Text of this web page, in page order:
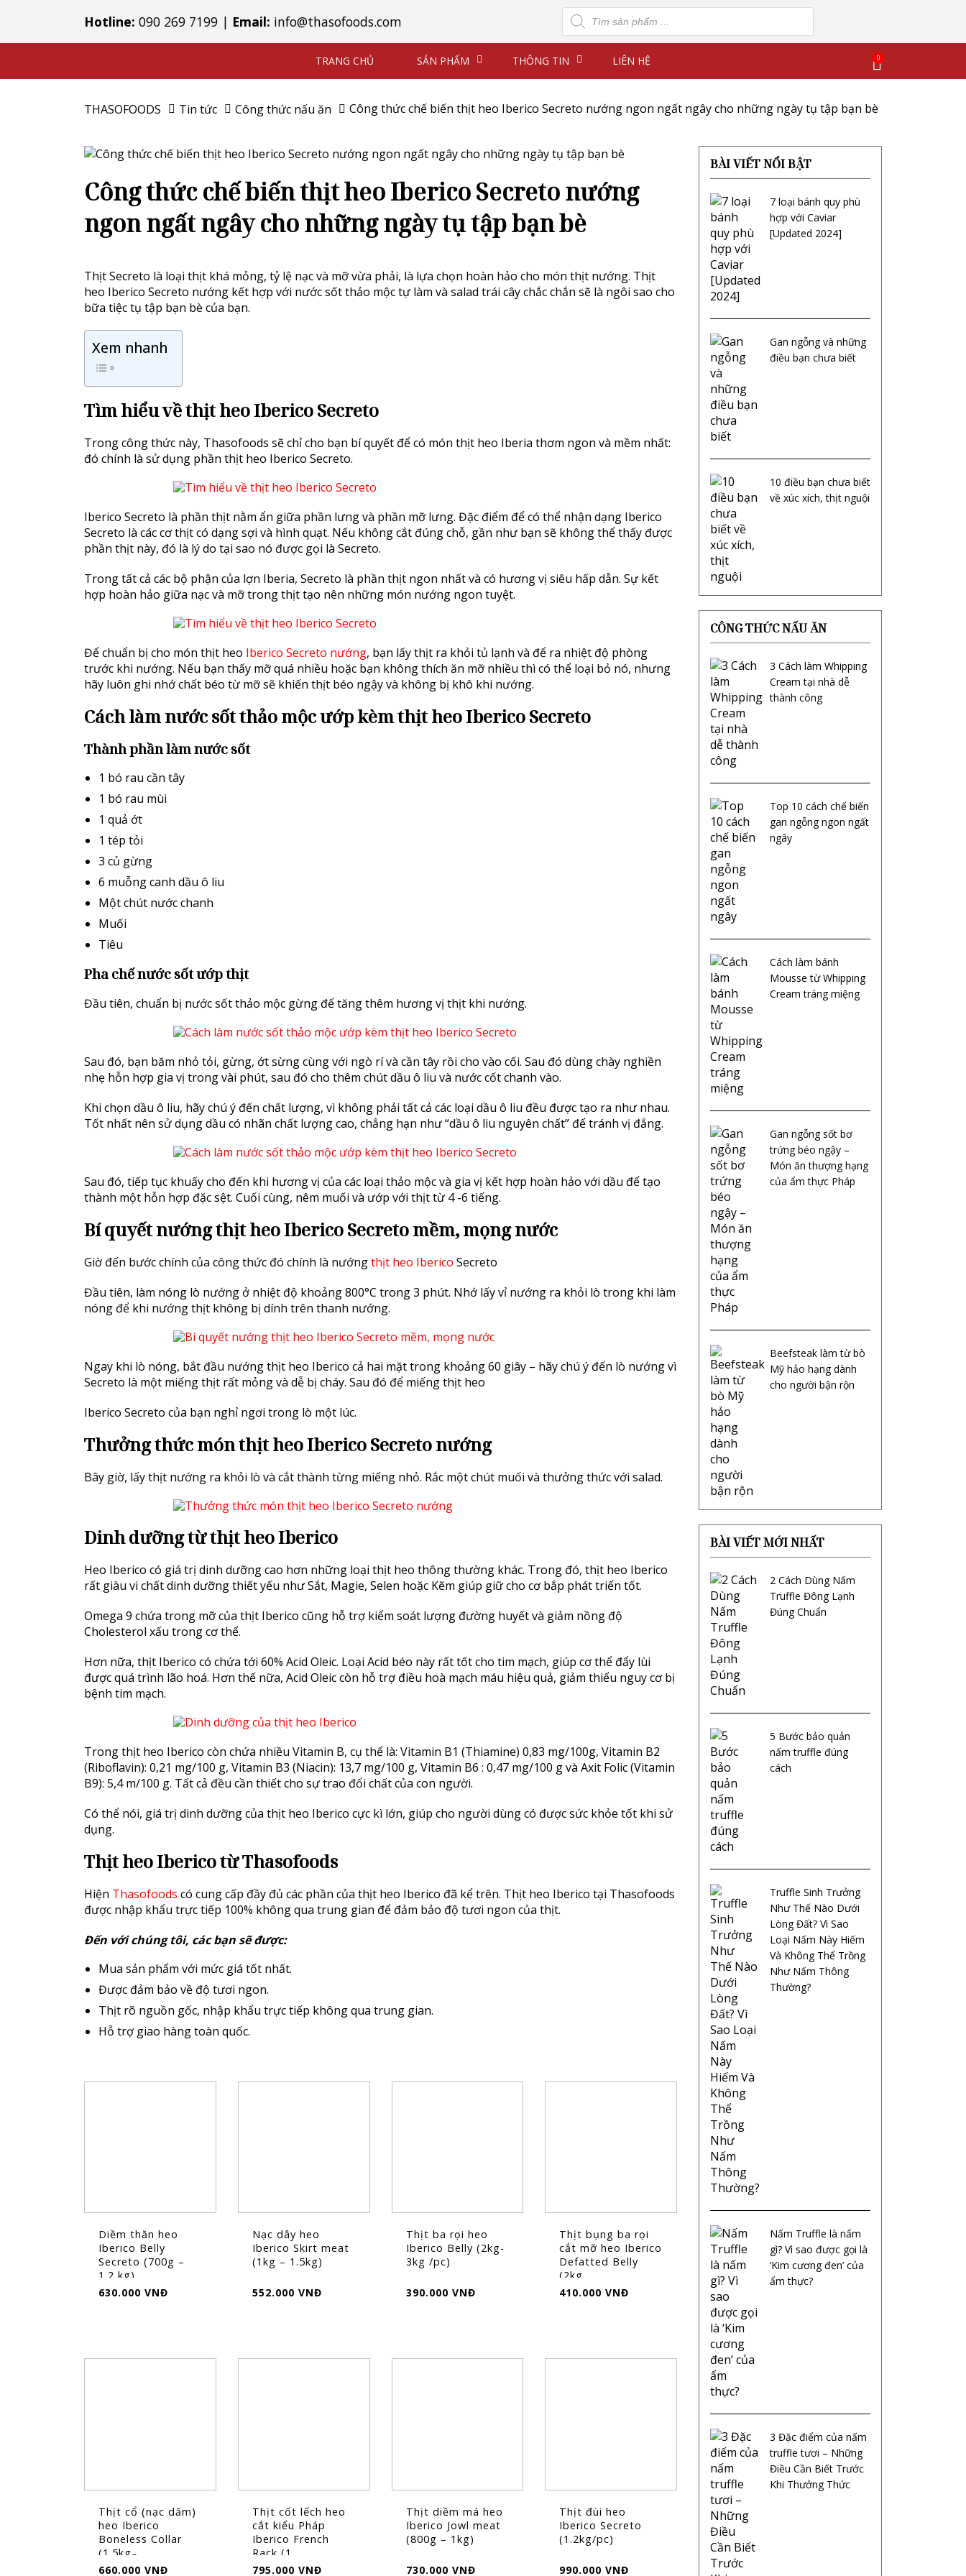
Hotline: 090 269 7199 | Email: info@thasofoods.com
Tìm
kiếm
sản
phẩm
0
TRANG CHỦ SẢN PHẨM THÔNG TIN LIÊN HỆ
THASOFOODS Tin tức Công thức nấu ăn Công thức chế biến thịt heo Iberico Secreto nướng ngon ngất ngây cho những ngày tụ tập bạn bè
Công thức chế biến thịt heo Iberico Secreto nướng
ngon ngất ngây cho những ngày tụ tập bạn bè
Thịt Secreto là loại thịt khá mỏng, tỷ lệ nạc và mỡ vừa phải, là lựa chọn hoàn hảo cho món thịt nướng. Thịt
heo Iberico Secreto nướng kết hợp với nước sốt thảo mộc tự làm và salad trái cây chắc chắn sẽ là ngôi sao cho
bữa tiệc tụ tập bạn bè của bạn.
Xem nhanh
Tìm hiểu về thịt heo Iberico Secreto
Trong công thức này, Thasofoods sẽ chỉ cho bạn bí quyết để có món thịt heo Iberia thơm ngon và mềm nhất:
đó chính là sử dụng phần thịt heo Iberico Secreto.
Iberico Secreto là phần thịt nằm ẩn giữa phần lưng và phần mỡ lưng. Đặc điểm để có thể nhận dạng Iberico
Secreto là các cơ thịt có dạng sợi và hình quạt. Nếu không cắt đúng chỗ, gần như bạn sẽ không thể thấy được
phần thịt này, đó là lý do tại sao nó được gọi là Secreto.
Trong tất cả các bộ phận của lợn Iberia, Secreto là phần thịt ngon nhất và có hương vị siêu hấp dẫn. Sự kết
hợp hoàn hảo giữa nạc và mỡ trong thịt tạo nên những món nướng ngon tuyệt.
Để chuẩn bị cho món thịt heo Iberico Secreto nướng, bạn lấy thịt ra khỏi tủ lạnh và để ra nhiệt độ phòng
trước khi nướng. Nếu bạn thấy mỡ quá nhiều hoặc bạn không thích ăn mỡ nhiều thì có thể loại bỏ nó, nhưng
hãy luôn ghi nhớ chất béo từ mỡ sẽ khiến thịt béo ngậy và không bị khô khi nướng.
Cách làm nước sốt thảo mộc ướp kèm thịt heo Iberico Secreto
Thành phần làm nước sốt
1 bó rau cần tây
1 bó rau mùi
1 quả ớt
1 tép tỏi
3 củ gừng
6 muỗng canh dầu ô liu
Một chút nước chanh
Muối
Tiêu
Pha chế nước sốt ướp thịt
Đầu tiên, chuẩn bị nước sốt thảo mộc gừng để tăng thêm hương vị thịt khi nướng.
Sau đó, bạn băm nhỏ tỏi, gừng, ớt sừng cùng với ngò rí và cần tây rồi cho vào cối. Sau đó dùng chày nghiền
nhẹ hỗn hợp gia vị trong vài phút, sau đó cho thêm chút dầu ô liu và nước cốt chanh vào.
Khi chọn dầu ô liu, hãy chú ý đến chất lượng, vì không phải tất cả các loại dầu ô liu đều được tạo ra như nhau.
Tốt nhất nên sử dụng dầu có nhãn chất lượng cao, chẳng hạn như “dầu ô liu nguyên chất” để tránh vị đắng.
Sau đó, tiếp tục khuấy cho đến khi hương vị của các loại thảo mộc và gia vị kết hợp hoàn hảo với dầu để tạo
thành một hỗn hợp đặc sệt. Cuối cùng, nêm muối và ướp với thịt từ 4 -6 tiếng.
Bí quyết nướng thịt heo Iberico Secreto mềm, mọng nước
Giờ đến bước chính của công thức đó chính là nướngthịt heo Iberico Secreto
Đầu tiên, làm nóng lò nướng ở nhiệt độ khoảng 800°C trong 3 phút. Nhớ lấy vỉ nướng ra khỏi lò trong khi làm
nóng để khi nướng thịt không bị dính trên thanh nướng.
Ngay khi lò nóng, bắt đầu nướng thịt heo Iberico cả hai mặt trong khoảng 60 giây – hãy chú ý đến lò nướng vì
Secreto là một miếng thịt rất mỏng và dễ bị cháy. Sau đó để miếng thịt heo
Iberico Secreto của bạn nghỉ ngơi trong lò một lúc.
Thưởng thức món thịt heo Iberico Secreto nướng
Bây giờ, lấy thịt nướng ra khỏi lò và cắt thành từng miếng nhỏ. Rắc một chút muối và thưởng thức với salad.
Dinh dưỡng từ thịt heo Iberico
Heo Iberico có giá trị dinh dưỡng cao hơn những loại thịt heo thông thường khác. Trong đó, thịt heo Iberico
rất giàu vi chất dinh dưỡng thiết yếu như Sắt, Magie, Selen hoặc Kẽm giúp giữ cho cơ bắp phát triển tốt.
Omega 9 chứa trong mỡ của thịt Iberico cũng hỗ trợ kiểm soát lượng đường huyết và giảm nồng độ
Cholesterol xấu trong cơ thể.
Hơn nữa, thịt Iberico có chứa tới 60% Acid Oleic. Loại Acid béo này rất tốt cho tim mạch, giúp cơ thể đẩy lùi
được quá trình lão hoá. Hơn thế nữa, Acid Oleic còn hỗ trợ điều hoà mạch máu hiệu quả, giảm thiểu nguy cơ bị
bệnh tim mạch.
Trong thịt heo Iberico còn chứa nhiều Vitamin B, cụ thể là: Vitamin B1 (Thiamine) 0,83 mg/100g, Vitamin B2
(Riboflavin): 0,21 mg/100 g, Vitamin B3 (Niacin): 13,7 mg/100 g, Vitamin B6 : 0,47 mg/100 g và Axit Folic (Vitamin
B9): 5,4 m/100 g. Tất cả đều cần thiết cho sự trao đổi chất của con người.
Có thể nói, giá trị dinh dưỡng của thịt heo Iberico cực kì lớn, giúp cho người dùng có được sức khỏe tốt khi sử
dụng.
Thịt heo Iberico từ Thasofoods
Hiện Thasofoods có cung cấp đầy đủ các phần của thịt heo Iberico đã kể trên. Thịt heo Iberico tại Thasofoods
được nhập khẩu trực tiếp 100% không qua trung gian để đảm bảo độ tươi ngon của thịt.
Đến với chúng tôi, các bạn sẽ được:
Mua sản phẩm với mức giá tốt nhất.
Được đảm bảo về độ tươi ngon.
Thịt rõ nguồn gốc, nhập khẩu trực tiếp không qua trung gian.
Hỗ trợ giao hàng toàn quốc.
Diềm thăn heo
Iberico Belly
Secreto (700g –
1.2 kg)
630.000 VNĐ
Nạc dây heo
Iberico Skirt meat
(1kg – 1.5kg)
552.000 VNĐ
Thịt ba rọi heo
Iberico Belly (2kg-
3kg /pc)
390.000 VNĐ
Thịt bụng ba rọi
cắt mỡ heo Iberico
Defatted Belly
(2kg...
410.000 VNĐ
Thịt cổ (nạc dăm)
heo Iberico
Boneless Collar
(1.5kg ̵...
660.000 VNĐ
Thịt cốt lếch heo
cắt kiểu Pháp
Iberico French
Rack (1...
795.000 VNĐ
Thịt diềm má heo
Iberico Jowl meat
(800g – 1kg)
730.000 VNĐ
Thịt đùi heo
Iberico Secreto
(1.2kg/pc)
990.000 VNĐ
BÀI VIẾT NỔI BẬT
7 loại bánh quy phù
hợp với Caviar
[Updated 2024]
Gan ngỗng và những
điều bạn chưa biết
10 điều bạn chưa biết
về xúc xích, thịt nguội
CÔNG THỨC NẤU ĂN
3 Cách làm Whipping
Cream tại nhà dễ
thành công
Top 10 cách chế biến
gan ngỗng ngon ngất
ngây
Cách làm bánh
Mousse từ Whipping
Cream tráng miệng
Gan ngỗng sốt bơ
trứng béo ngậy –
Món ăn thượng hạng
của ẩm thực Pháp
Beefsteak làm từ bò
Mỹ hảo hạng dành
cho người bận rộn
BÀI VIẾT MỚI NHẤT
2 Cách Dùng Nấm
Truffle Đông Lạnh
Đúng Chuẩn
5 Bước bảo quản
nấm truffle đúng
cách
Truffle Sinh Trưởng
Như Thế Nào Dưới
Lòng Đất? Vì Sao
Loại Nấm Này Hiếm
Và Không Thể Trồng
Như Nấm Thông
Thường?
Nấm Truffle là nấm
gì? Vì sao được gọi là
‘Kim cương đen’ của
ẩm thực?
3 Đặc điểm của nấm
truffle tươi – Những
Điều Cần Biết Trước
Khi Thưởng Thức